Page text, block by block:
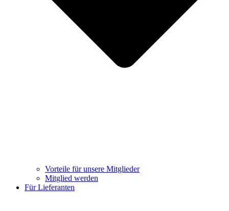
Vorteile für unsere Mitglieder
Mitglied werden
Für Lieferanten